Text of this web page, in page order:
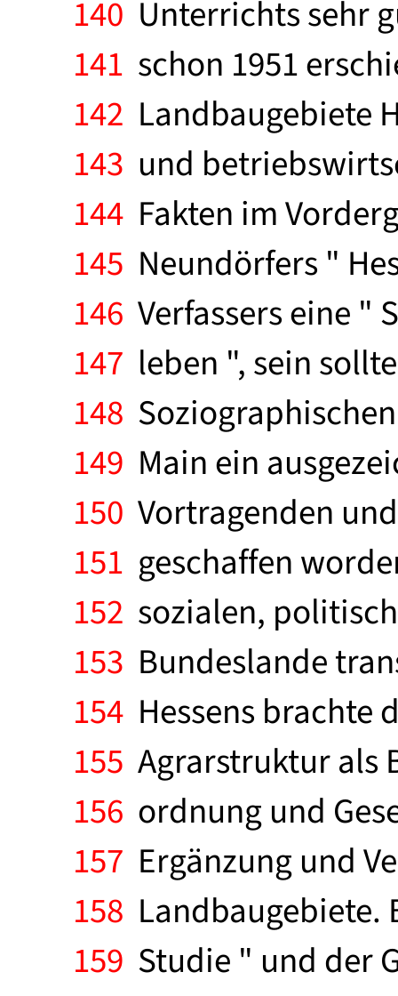
140 Unterrichts sehr
141 schon 1951
142 Landbaugebiete
143 und
144 Fakten im
145 Neundörfers "
146 Verfassers eine "
147 leben ", sein
148
149 Main ein
150 Vortragenden
151 geschaffen
152 sozialen,
153 Bundeslande
154 Hessens brachte
155 Agrarstruktur als
156 ordnung und
157 Ergänzung und
158 Landbaugebiete.
159 Studie " und der